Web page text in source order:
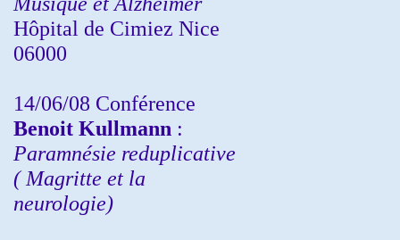
Hôpital de Cimiez Nice
06000
14/06/08 Conférence
Benoit Kullmann :
Paramnésie reduplicative
( Magritte et la
neurologie)